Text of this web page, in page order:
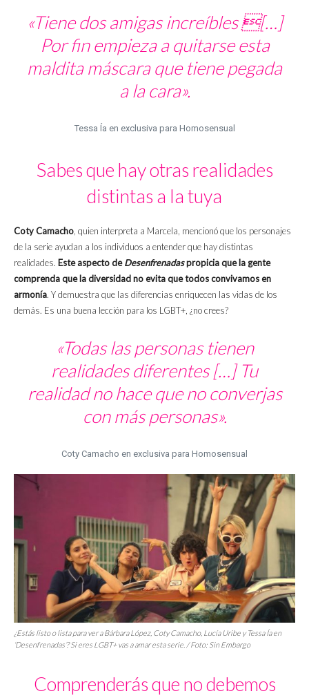
«Tiene dos amigas increíbles […]
Por fin empieza a quitarse esta
maldita máscara que tiene pegada
a la cara».
Tessa Ía en exclusiva para Homosensual
Sabes que hay otras realidades
distintas a la tuya
Coty Camacho, quien interpreta a Marcela, mencionó que los personajes
de la serie ayudan a los individuos a entender que hay distintas
realidades. Este aspecto deDesenfrenadaspropicia que la gente
comprenda que la diversidad no evita que todos convivamos en
armonía. Y demuestra que las diferencias enriquecen las vidas de los
demás. Es una buena lección para los LGBT+, ¿no crees?
«Todas las personas tienen
realidades diferentes […] Tu
realidad no hace que no converjas
con más personas».
Coty Camacho en exclusiva para Homosensual
¿Estás listo o lista para ver a Bárbara López, Coty Camacho, Lucía Uribe y Tessa Ía en
‘Desenfrenadas’? Si eres LGBT+ vas a amar esta serie. / Foto: Sin Embargo
Comprenderás que no debemos